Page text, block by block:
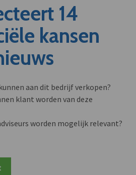
14
kansen
aan dit bedrijf verkopen?
klant worden van deze
worden mogelijk relevant?